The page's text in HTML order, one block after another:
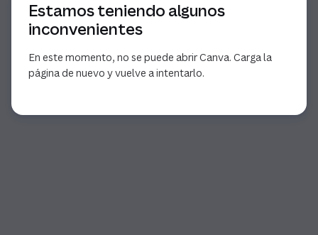
Estamos teniendo algunos
inconvenientes
En este momento, no se puede abrir Canva. Carga la
página de nuevo y vuelve a intentarlo.